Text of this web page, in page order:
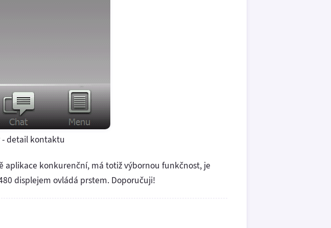
- detail kontaktu
aplikace konkurenční, má totiž výbornou funkčnost, je
displejem ovládá prstem. Doporučuji!